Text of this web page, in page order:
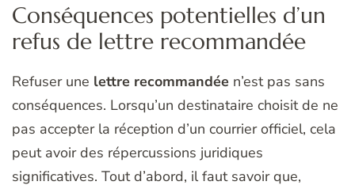
Conséquences potentielles d’un
refus de lettre recommandée
Refuser une lettre recommandée n’est pas sans
conséquences. Lorsqu’un destinataire choisit de ne
pas accepter la réception d’un courrier officiel, cela
peut avoir des répercussions juridiques
significatives. Tout d’abord, il faut savoir que,